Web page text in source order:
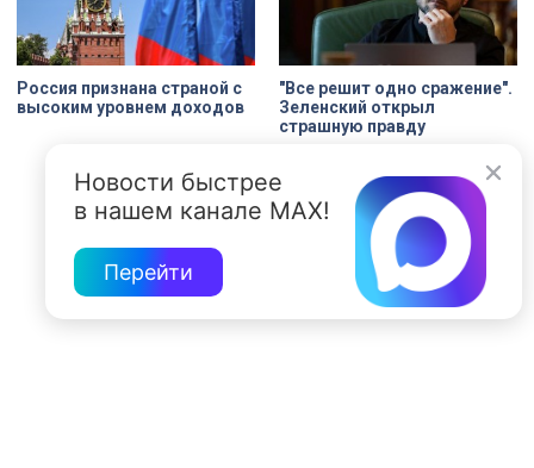
Россия признана страной с
высоким уровнем доходов
"Все решит одно сражение".
Зеленский открыл
страшную правду
Новости быстрее
в нашем канале MAX!
Перейти